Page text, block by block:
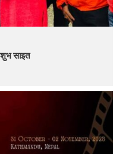
शुभ साइत